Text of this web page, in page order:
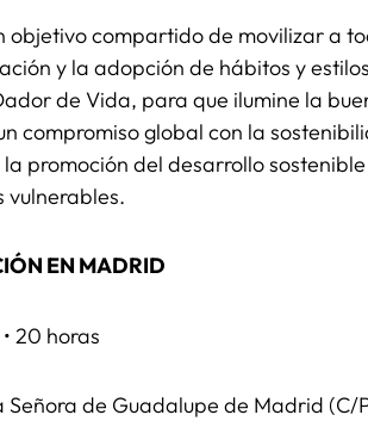
objetivo compartido de movilizar a
y la adopción de hábitos y
de Vida, para que ilumine la
compromiso global con la
promoción del desarrollo
vulnerables.
EN MADRID
20 horas
Señora de Guadalupe de Madrid (C/